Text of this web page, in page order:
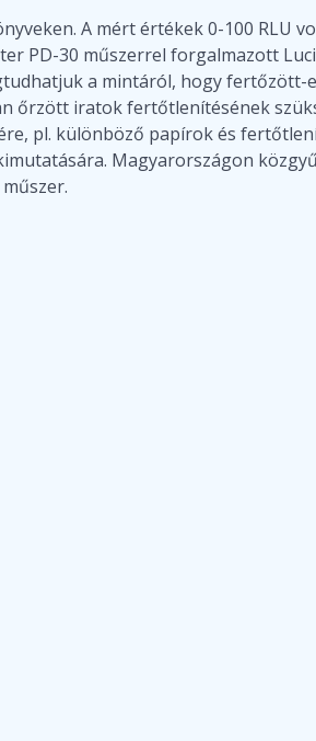
A mért értékek 0-100 RLU
PD-30 műszerrel forgalmazott
a mintáról, hogy fertőzött-
iratok fertőtlenítésének
pl. különböző papírok és
Magyarországon